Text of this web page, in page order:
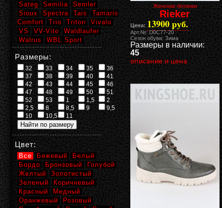
Женские ботинки
Rieker
Цена: 13900 руб.
Арт.№: D0C77-20
Сезон обуви: Зима
Размеры в наличии:
45
описание и цена
Sateg
Semilia
Semler
Sioux
Spectra Tais
Tamaris
Comfort
Trio Triton
Vivalo
VS
VV-Vito
Waldlaufer
Walrus
WBL Sport
Размеры:
32 33 34 35
36
37
38 39 40
41
42
43 44 45
46
47
48 49 50
51
52
53 1 1,5
2
2,5
8 8,5 9
9,5
10
10,5 11
Цвет:
Все Бежевый
Белый
Бордо
Бронзовый
Голубой
Желтый
Золотистый
Зеленый
Коричневый
Красный
Медный
Оранжевый
Розовый